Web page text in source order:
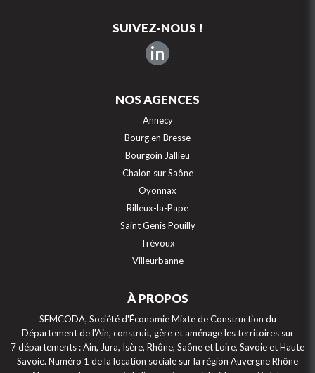
SUIVEZ-NOUS !
in
NOS AGENCES
Annecy
Bourg en Bresse
Bourgoin Jallieu
Chalon sur Saône
Oyonnax
Rilleux-la-Pape
Saint Genis Pouilly
Trévoux
Villeurbanne
À PROPOS
SEMCODA, Société d'Économie Mixte de Construction du
Département de l'Ain, construit, gère et aménage les territoires sur
7 départements : Ain, Jura, Isère, Rhône, Saône et Loire, Savoie et Haute
Savoie. Numéro 1 de la location sociale sur la région Auvergne Rhône
Gestion des cookies